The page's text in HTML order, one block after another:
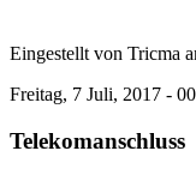
Eingestellt von Tricma
Freitag, 7 Juli, 2017 -
Telekomanschluss